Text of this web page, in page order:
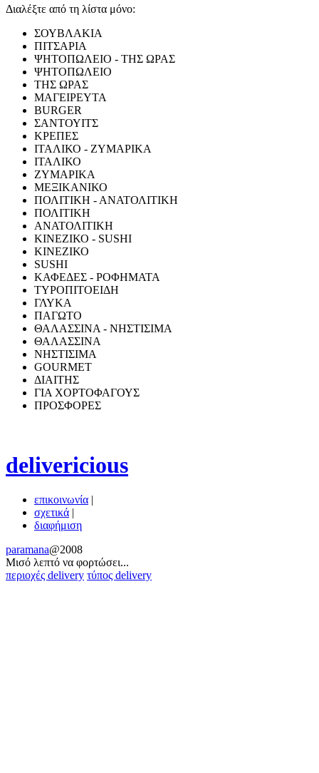
Διαλέξτε από τη λίστα μόνο:
ΣΟΥΒΛΑΚΙΑ
ΠΙΤΣΑΡΙΑ
ΨΗΤΟΠΩΛΕΙΟ - ΤΗΣ ΩΡΑΣ
ΨΗΤΟΠΩΛΕΙΟ
ΤΗΣ ΩΡΑΣ
ΜΑΓΕΙΡΕΥΤΑ
BURGER
ΣΑΝΤΟΥΙΤΣ
ΚΡΕΠΕΣ
ΙΤΑΛΙΚΟ - ΖΥΜΑΡΙΚΑ
ΙΤΑΛΙΚΟ
ΖΥΜΑΡΙΚΑ
ΜΕΞΙΚΑΝΙΚΟ
ΠΟΛΙΤΙΚΗ - ΑΝΑΤΟΛΙΤΙΚΗ
ΠΟΛΙΤΙΚΗ
ΑΝΑΤΟΛΙΤΙΚΗ
ΚΙΝΕΖΙΚΟ - SUSHI
ΚΙΝΕΖΙΚΟ
SUSHI
ΚΑΦΕΔΕΣ - ΡΟΦΗΜΑΤΑ
ΤΥΡΟΠΙΤΟΕΙΔΗ
ΓΛΥΚΑ
ΠΑΓΩΤΟ
ΘΑΛΑΣΣΙΝΑ - ΝΗΣΤΙΣΙΜΑ
ΘΑΛΑΣΣΙΝΑ
ΝΗΣΤΙΣΙΜΑ
GOURMET
ΔΙΑΙΤΗΣ
ΓΙΑ ΧΟΡΤΟΦΑΓΟΥΣ
ΠΡΟΣΦΟΡΕΣ
delivericious
επικοινωνία |
σχετικά |
διαφήμιση
paramana@2008
Μισό λεπτό να φoρτώσει...
περιοχές delivery τύπος delivery